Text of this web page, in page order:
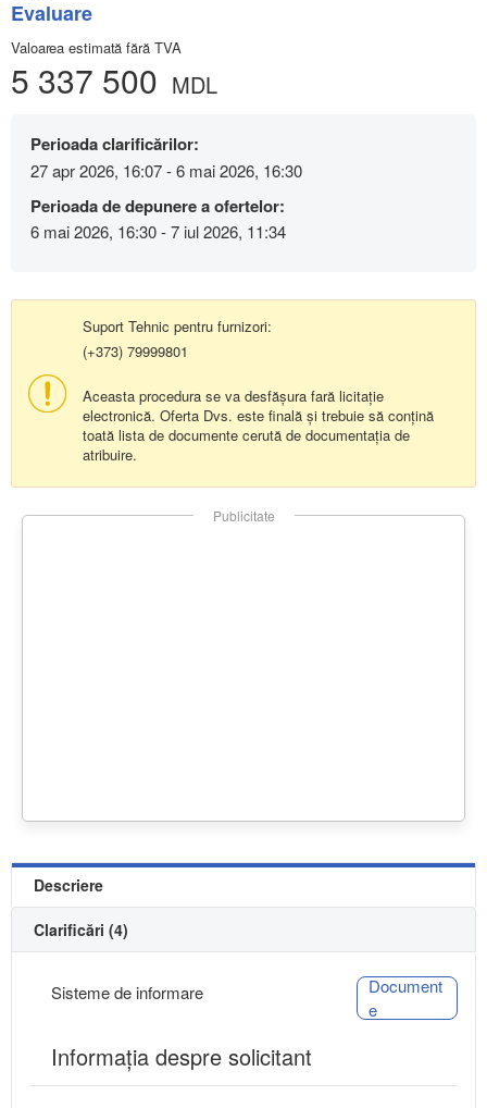
Evaluare
Valoarea estimată fără TVA
5 337 500 MDL
Perioada clarificărilor:
27 apr 2026, 16:07 - 6 mai 2026, 16:30
Perioada de depunere a ofertelor:
6 mai 2026, 16:30 - 7 iul 2026, 11:34
Suport Tehnic pentru furnizori:
(+373) 79999801
Aceasta procedura se va desfășura fară licitație
electronică. Oferta Dvs. este finală și trebuie să conțină
toată lista de documente cerută de documentația de
atribuire.
Publicitate
Descriere
Clarificări (4)
Sisteme de informare
Document
e
Informaţia despre solicitant